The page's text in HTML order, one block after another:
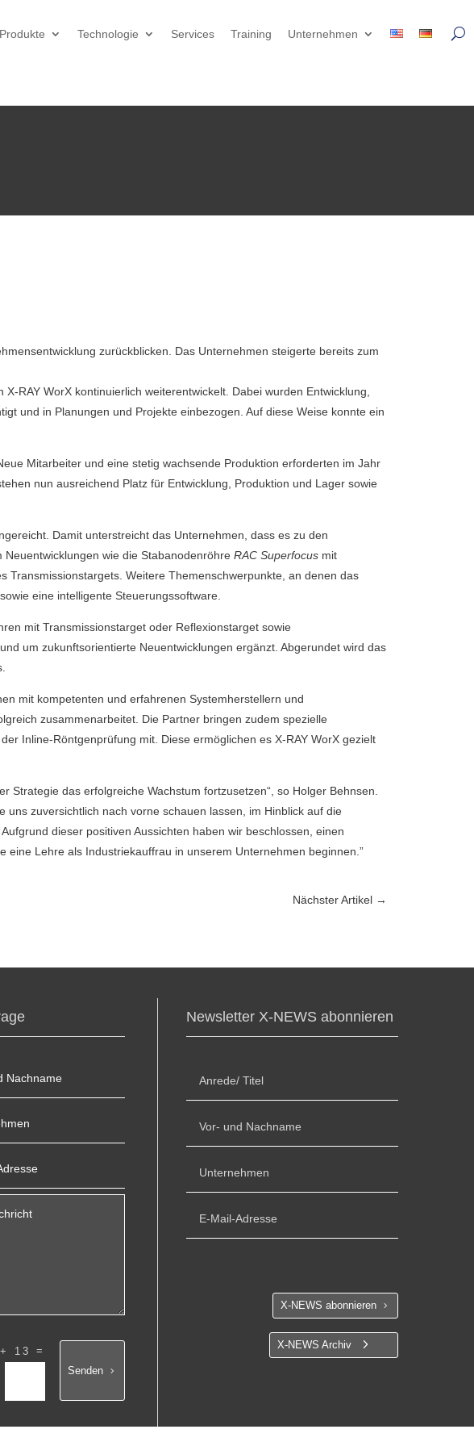
Produkte Technologie Services Training Unternehmen
zurückblicken. Das Unternehmen steigerte bereits zum
RAY WorX kontinuierlich weiterentwickelt. Dabei wurden Entwicklung,
und in Planungen und Projekte einbezogen. Auf diese Weise konnte ein
Mitarbeiter und eine stetig wachsende Produktion erforderten im Jahr
nun ausreichend Platz für Entwicklung, Produktion und Lager sowie
Damit unterstreicht das Unternehmen, dass es zu den
wie die Stabanodenröhre RAC Superfocusmit
Weitere Themenschwerpunkte, an denen das
eine intelligente Steuerungssoftware.
mit Transmissionstarget oder Reflexionstarget sowie
um zukunftsorientierte Neuentwicklungen ergänzt. Abgerundet wird das
mit kompetenten und erfahrenen Systemherstellern und
zusammenarbeitet. Die Partner bringen zudem spezielle
Inline-Röntgenprüfung mit. Diese ermöglichen es X-RAY WorX gezielt
das erfolgreiche Wachstum fortzusetzen“, so Holger Behnsen.
uns zuversichtlich nach vorne schauen lassen, im Hinblick auf die
dieser positiven Aussichten haben wir beschlossen, einen
Lehre als Industriekauffrau in unserem Unternehmen beginnen.”
Nächster Artikel →
13
=
Senden
Newsletter X-NEWS abonnieren
X-NEWS abonnieren
X-NEWS Archiv